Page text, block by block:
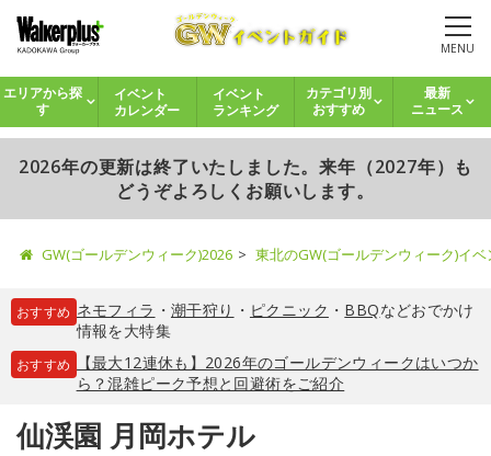
MENU
エリアから探
す
イベント
カレンダー
イベント
ランキング
カテゴリ別
おすすめ
最新
ニュース
2026年の更新は終了いたしました。来年（2027年）も
どうぞよろしくお願いします。
GW(ゴールデンウィーク)2026 東北のGW(ゴールデンウィーク)イ
おすすめ ネモフィラ ・ 潮干狩り ・ ピクニック ・ BBQなどおでかけ
情報を大特集
おすすめ
【最大12連休も】2026年のゴールデンウィークはいつか
ら？混雑ピーク予想と回避術をご紹介
仙渓園 月岡ホテル